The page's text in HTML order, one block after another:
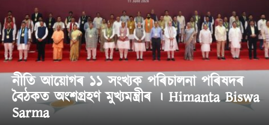
নীতি আয়োগৰ ১১ সংখ্যক পৰিচালনা পৰিষদৰ
বৈঠকত অংশগ্ৰহণ মুখ্যমন্ত্ৰীৰ । Himanta Biswa
Sarma